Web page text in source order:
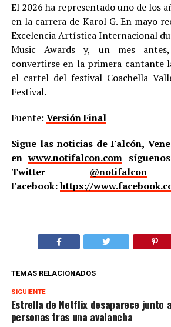
El 2026 ha representado uno de los
en la carrera de Karol G. En mayo
Excelencia Artística Internacional
Music Awards y, un mes
convertirse en la primera cantante
el cartel del festival Coachella
Festival.
Fuente: Versión Final
Sigue las noticias de Falcón,
enwww.notifalcon.com
Twitter @notifalcon
Facebook:https://
TEMAS RELACIONADOS
SIGUIENTE
Estrella de Netflix desaparece junto
personas tras una avalancha